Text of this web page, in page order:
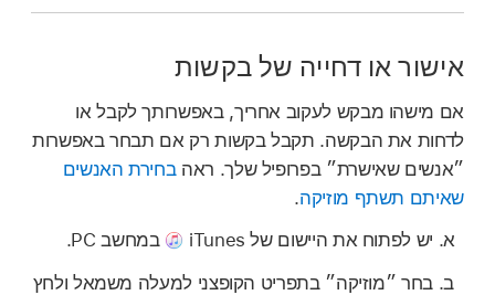
אישור או דחייה של בקשות
אם מישהו מבקש לעקוב אחריך, באפשרותך לקבל או
לדחות את הבקשה. תקבל בקשות רק אם תבחר באפשרות
״אנשים שאישרת״ בפרופיל שלך. ראהבחירת האנשים
שאיתם תשתף מוזיקה.
יש לפתוח את היישום של iTunes
במחשב PC.
בחר ״מוזיקה״ בתפריט הקופצני למעלה משמאל ולחץ